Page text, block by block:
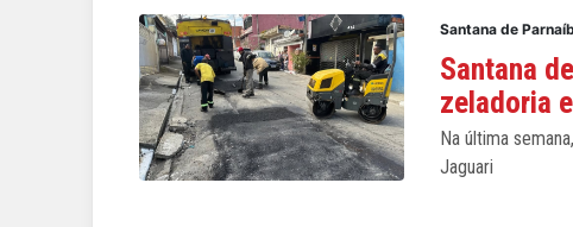
Santana de
Santana
zeladoria
Na última
Jaguari